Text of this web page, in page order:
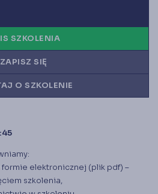
SZKOLENIA
ZAPISZ SIĘ
O SZKOLENIE
formie elektronicznej (plik pdf) –
szkolenia,